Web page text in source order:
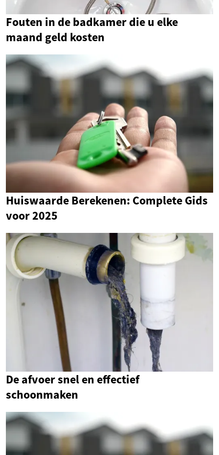
Fouten in de badkamer die u elke
maand geld kosten
Huiswaarde Berekenen: Complete Gids
voor 2025
De afvoer snel en effectief
schoonmaken